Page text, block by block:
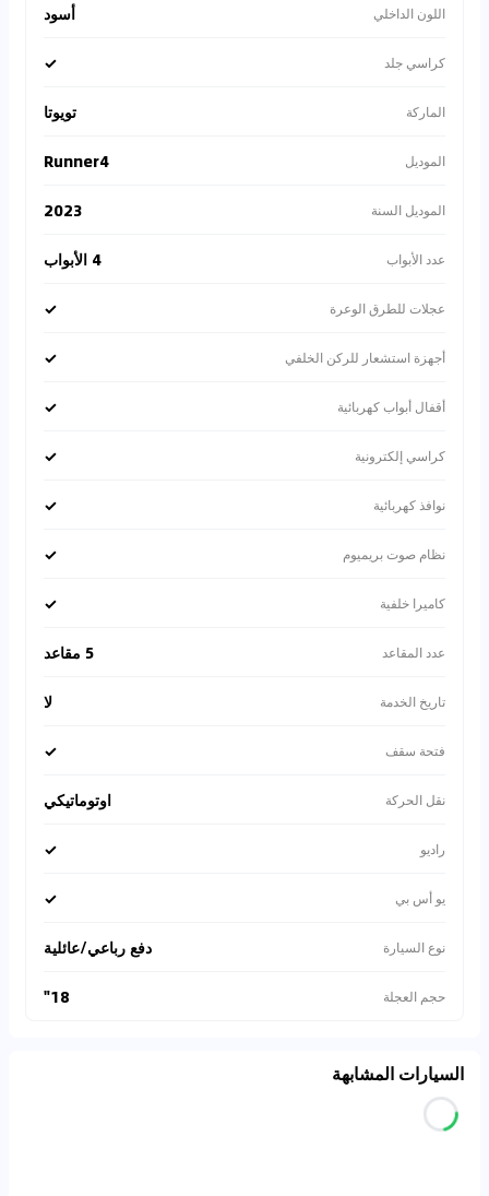
اللون الداخلي أسود
كراسي جلد ✓
الماركة تويوتا
الموديل Runner4
الموديل السنة 2023
عدد الأبواب 4 الأبواب
عجلات للطرق الوعرة ✓
أجهزة استشعار للركن الخلفي ✓
أقفال أبواب كهربائية ✓
كراسي إلكترونية ✓
نوافذ كهربائية ✓
نظام صوت بريميوم ✓
كاميرا خلفية ✓
عدد المقاعد 5 مقاعد
تاريخ الخدمة لا
فتحة سقف ✓
نقل الحركة اوتوماتيكي
راديو ✓
يو أس بي ✓
نوع السيارة دفع رباعي/عائلية
حجم العجلة 18"
السيارات المشابهة